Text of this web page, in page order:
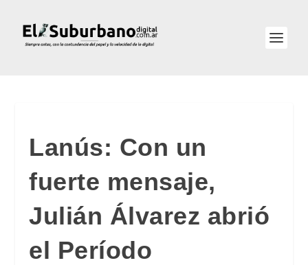
Lanús: Con un
fuerte mensaje,
Julián Álvarez abrió
el Período